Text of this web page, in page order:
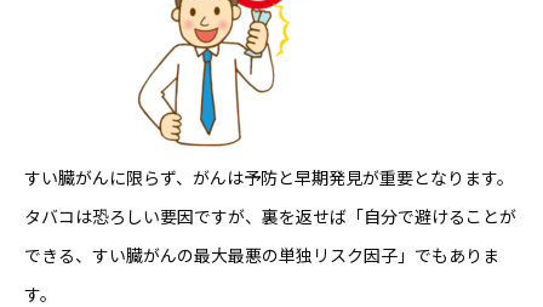
すい臓がんに限らず、がんは予防と早期発見が重要となります。
タバコは恐ろしい要因ですが、裏を返せば「自分で避けることが
できる、すい臓がんの最大最悪の単独リスク因子」でもありま
す。